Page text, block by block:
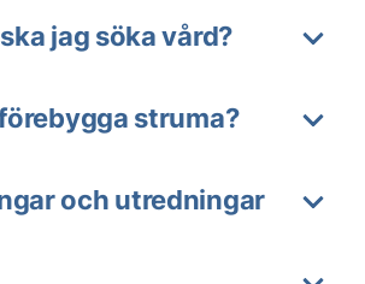
jag söka vård?
struma?
och utredningar